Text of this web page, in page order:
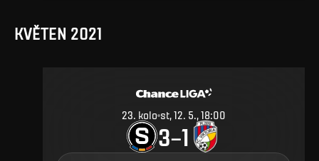
KVĚTEN 2021
23. kolo st, 12. 5., 18:00
3–1